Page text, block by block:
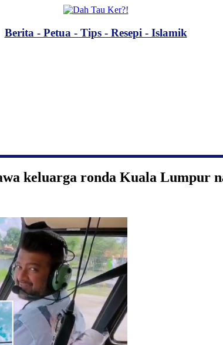
Berita - Petua - Tips - Resepi - Islamik
keluarga ronda Kuala Lumpur